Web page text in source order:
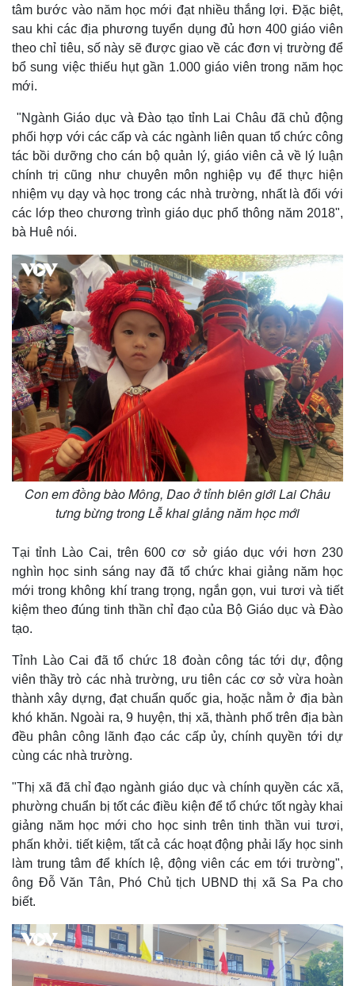
Tin nóng
Việt Nam
Thể thao
Bóng đá
Lịch thi đấu bóng đá
Thế giới thể thao
Hậu trường
Ô tô - Xe máy
Ô tô
Xe máy
tâm bước vào năm học mới đạt nhiều thắng lợi. Đặc biệt,
sau khi các địa phương tuyển dụng đủ hơn 400 giáo viên
theo chỉ tiêu, số này sẽ được giao về các đơn vị trường để
bổ sung việc thiếu hụt gần 1.000 giáo viên trong năm học
mới.
"Ngành Giáo dục và Đào tạo tỉnh Lai Châu đã chủ động
phối hợp với các cấp và các ngành liên quan tổ chức công
tác bồi dưỡng cho cán bộ quản lý, giáo viên cả về lý luận
chính trị cũng như chuyên môn nghiệp vụ để thực hiện
nhiệm vụ dạy và học trong các nhà trường, nhất là đối với
các lớp theo chương trình giáo dục phổ thông năm 2018",
bà Huê nói.
Con em đồng bào Mông, Dao ở tỉnh biên giới Lai Châu
tưng bừng trong Lễ khai giảng năm học mới
Tại tỉnh Lào Cai, trên 600 cơ sở giáo dục với hơn 230
nghìn học sinh sáng nay đã tổ chức khai giảng năm học
mới trong không khí trang trọng, ngắn gọn, vui tươi và tiết
kiệm theo đúng tinh thần chỉ đạo của Bộ Giáo dục và Đào
tạo.
Tỉnh Lào Cai đã tổ chức 18 đoàn công tác tới dự, động
viên thầy trò các nhà trường, ưu tiên các cơ sở vừa hoàn
thành xây dựng, đạt chuẩn quốc gia, hoặc nằm ở địa bàn
khó khăn. Ngoài ra, 9 huyện, thị xã, thành phố trên địa bàn
đều phân công lãnh đạo các cấp ủy, chính quyền tới dự
cùng các nhà trường.
"Thị xã đã chỉ đạo ngành giáo dục và chính quyền các xã,
phường chuẩn bị tốt các điều kiện để tổ chức tốt ngày khai
giảng năm học mới cho học sinh trên tinh thần vui tươi,
phấn khởi. tiết kiệm, tất cả các hoạt động phải lấy học sinh
làm trung tâm để khích lệ, động viên các em tới trường",
ông Đỗ Văn Tân, Phó Chủ tịch UBND thị xã Sa Pa cho
biết.